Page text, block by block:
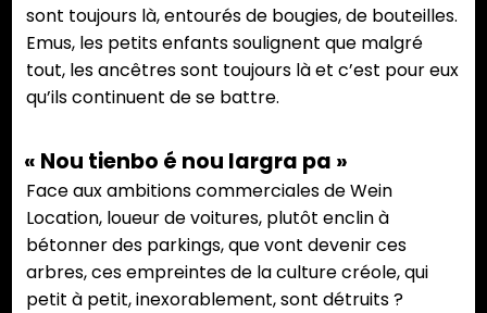
suspendue
à
l’application
de
de
leur
maison
familiale.
Ils
vivent
banderoles.
un
membre
de
la
Rallots.
lits
de
camp.
sont toujours là, entourés de bougies, de bouteilles.
Emus, les petits enfants soulignent que malgré
tout, les ancêtres sont toujours là et c’est pour eux
qu’ils continuent de se battre.
« Nou tienbo é nou largra pa »
Face aux ambitions commerciales de Wein
Location, loueur de voitures, plutôt enclin à
bétonner des parkings, que vont devenir ces
arbres, ces empreintes de la culture créole, qui
petit à petit, inexorablement, sont détruits ?